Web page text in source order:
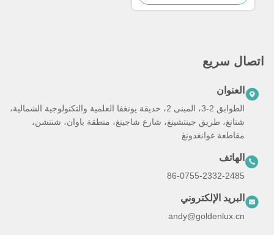
اتصال سريع
العنوان
الطوابق 2-3، المبنى 2، حديقة يونغفا العلمية والتكنولوجية الشمالية،
شتانغ، طريق جينتشينغ، شارع شاجينغ، منطقة باوان، شنتشن،
مقاطعة غوانغدونغ
الهاتف
86-0755-2332-2485
البريد الإلكتروني
andy@goldenlux.cn